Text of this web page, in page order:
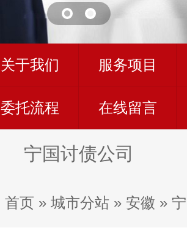
关于我们 服务项目
委托流程 在线留言
宁国讨债公司
首页 » 城市分站 » 安徽 »